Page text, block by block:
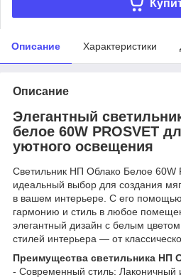
Описание Характеристики
Описание
Элегантный
белое 60W PROSVET
уютного освещения
Светильник НП Облако Белое 60W
идеальный выбор для создания
в вашем интерьере. С его
гармонию и стиль в любое
элегантный дизайн с белым
стилей интерьера — от
Преимущества светильника НП
- Современный стиль: Лаконичный